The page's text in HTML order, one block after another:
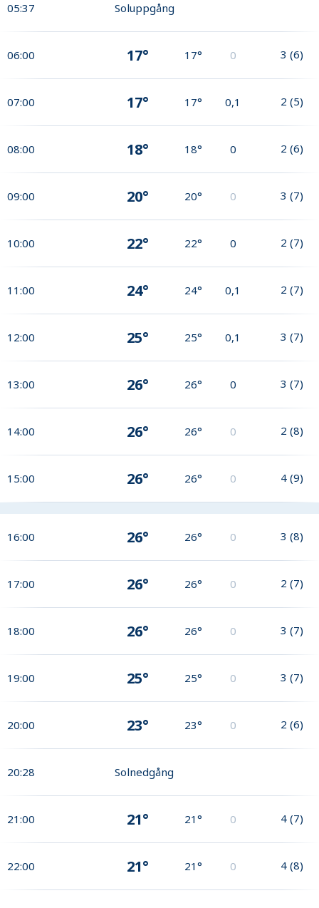
05:37 Soluppgång
06:00 17° 17° 0 3 (6)
07:00 17° 17° 0,1 2 (5)
08:00 18° 18° 0 2 (6)
09:00 20° 20° 0 3 (7)
10:00 22° 22° 0 2 (7)
11:00 24° 24° 0,1 2 (7)
12:00 25° 25° 0,1 3 (7)
13:00 26° 26° 0 3 (7)
14:00 26° 26° 0 2 (8)
15:00 26° 26° 0 4 (9)
16:00 26° 26° 0 3 (8)
17:00 26° 26° 0 2 (7)
18:00 26° 26° 0 3 (7)
19:00 25° 25° 0 3 (7)
20:00 23° 23° 0 2 (6)
20:28 Solnedgång
21:00 21° 21° 0 4 (7)
22:00 21° 21° 0 4 (8)